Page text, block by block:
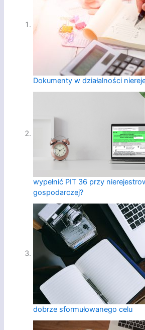
Dokumenty w działalności
wypełnić PIT 36 przy
gospodarczej?
dobrze sformułowanego celu